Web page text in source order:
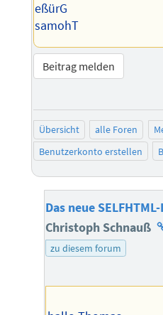
eßürG
samohT
Beitrag melden
Übersicht alle Foren
Benutzerkonto erstellen
Das neue
Christoph Schnauß
zu diesem forum